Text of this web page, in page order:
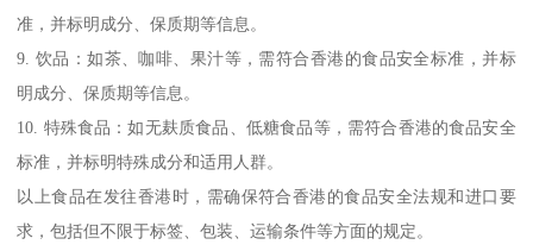
准，并标明成分、保质期等信息。
9. 饮品：如茶、咖啡、果汁等，需符合香港的食品安全标准，并标
明成分、保质期等信息。
10. 特殊食品：如无麸质食品、低糖食品等，需符合香港的食品安全
标准，并标明特殊成分和适用人群。
以上食品在发往香港时，需确保符合香港的食品安全法规和进口要
求，包括但不限于标签、包装、运输条件等方面的规定。